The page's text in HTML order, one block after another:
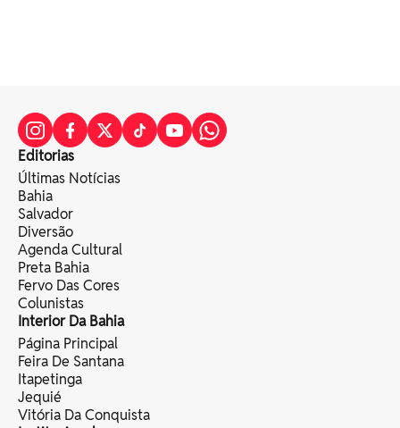
Editorias
Últimas Notícias
Bahia
Salvador
Diversão
Agenda Cultural
Preta Bahia
Fervo Das Cores
Colunistas
Interior Da Bahia
Página Principal
Feira De Santana
Itapetinga
Jequié
Vitória Da Conquista